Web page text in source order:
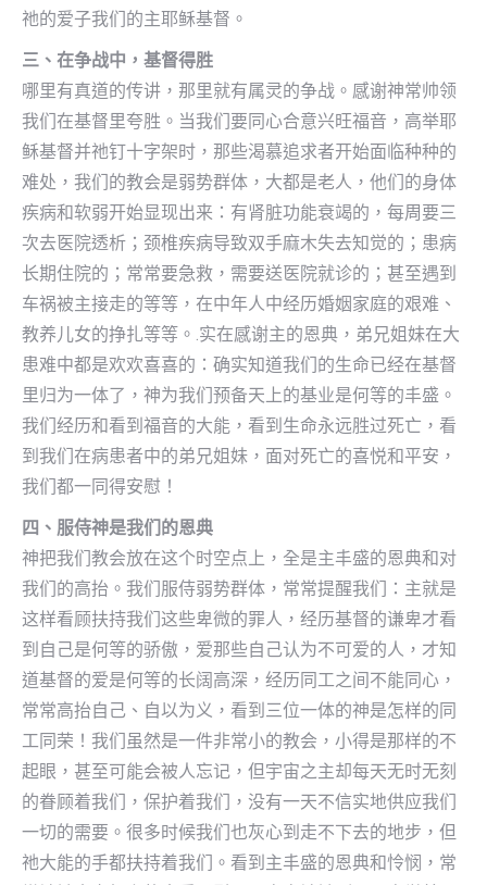
祂的爱子我们的主耶稣基督。
三、在争战中，基督得胜
哪里有真道的传讲，那里就有属灵的争战。感谢神常帅领
我们在基督里夸胜。当我们要同心合意兴旺福音，高举耶
稣基督并祂钉十字架时，那些渴慕追求者开始面临种种的
难处，我们的教会是弱势群体，大都是老人，他们的身体
疾病和软弱开始显现出来：有肾脏功能衰竭的，每周要三
次去医院透析；颈椎疾病导致双手麻木失去知觉的；患病
长期住院的；常常要急救，需要送医院就诊的；甚至遇到
车祸被主接走的等等，在中年人中经历婚姻家庭的艰难、
教养儿女的挣扎等等。.实在感谢主的恩典，弟兄姐妹在大
患难中都是欢欢喜喜的：确实知道我们的生命已经在基督
里归为一体了，神为我们预备天上的基业是何等的丰盛。
我们经历和看到福音的大能，看到生命永远胜过死亡，看
到我们在病患者中的弟兄姐妹，面对死亡的喜悦和平安，
我们都一同得安慰！
四、服侍神是我们的恩典
神把我们教会放在这个时空点上，全是主丰盛的恩典和对
我们的高抬。我们服侍弱势群体，常常提醒我们：主就是
这样看顾扶持我们这些卑微的罪人，经历基督的谦卑才看
到自己是何等的骄傲，爱那些自己认为不可爱的人，才知
道基督的爱是何等的长阔高深，经历同工之间不能同心，
常常高抬自己、自以为义，看到三位一体的神是怎样的同
工同荣！我们虽然是一件非常小的教会，小得是那样的不
起眼，甚至可能会被人忘记，但宇宙之主却每天无时无刻
的眷顾着我们，保护着我们，没有一天不信实地供应我们
一切的需要。很多时候我们也灰心到走不下去的地步，但
祂大能的手都扶持着我们。看到主丰盛的恩典和怜悯，常